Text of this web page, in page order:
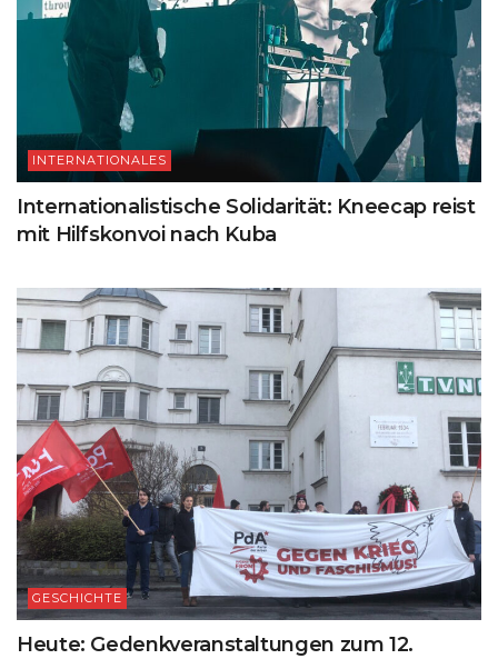
INTERNATIONALES
Internationalistische Solidarität: Kneecap reist
mit Hilfskonvoi nach Kuba
GESCHICHTE
Heute: Gedenkveranstaltungen zum 12.